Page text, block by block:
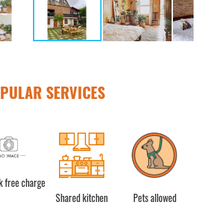
SERVICES
free charge
Shared kitchen
Pets allowed